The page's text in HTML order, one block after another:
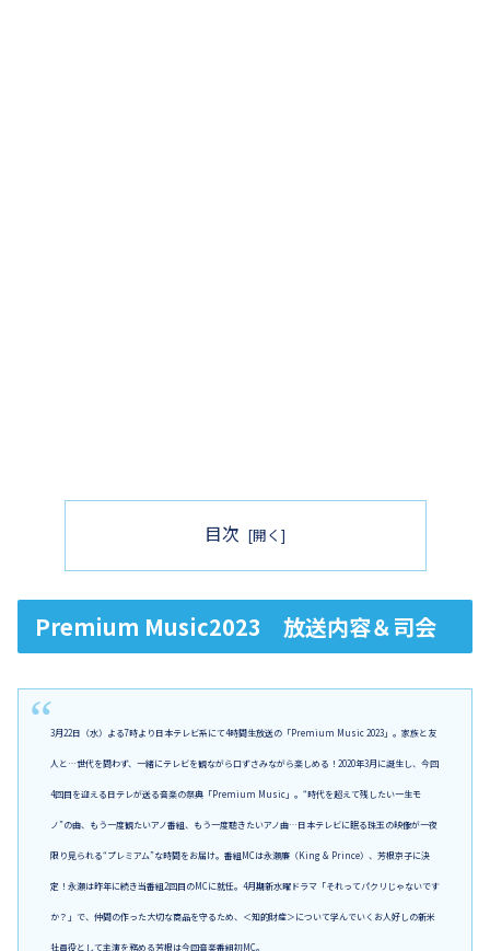
目次
Premium Music2023 放送内容＆司会
3月22日（水）よる7時より日本テレビ系にて4時間生放送の「Premium Music 2023」。家族と友
人と…世代を問わず、一緒にテレビを観ながら口ずさみながら楽しめる！2020年3月に誕生し、今回
4回目を迎える日テレが送る音楽の祭典「Premium Music」。“時代を超えて残したい一生モ
ノ”の曲、もう一度観たいアノ番組、もう一度聴きたいアノ曲…日本テレビに眠る珠玉の映像が一夜
限り見られる“プレミアム”な時間をお届け。番組MCは永瀬廉（King & Prince）、芳根京子に決
定！永瀬は昨年に続き当番組2回目のMCに就任。4月期新水曜ドラマ「それってパクリじゃないです
か？」で、仲間の作った大切な商品を守るため、＜知的財産＞について学んでいくお人好しの新米
社員役として主演を務める芳根は今回音楽番組初MC。